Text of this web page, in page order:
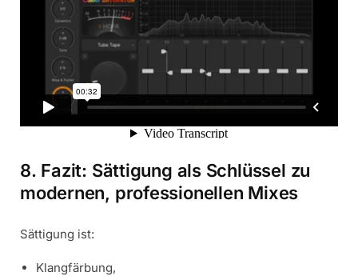
8. Fazit: Sättigung als Schlüssel zu
modernen, professionellen Mixes
Sättigung ist:
Klangfärbung,